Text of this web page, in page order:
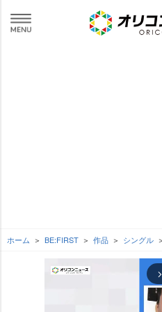
ホーム BE:FIRST 作品 シングル
arrow_forward_ios